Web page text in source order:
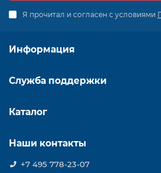
Я прочитал и согласен с условиями
Информация
Служба поддержки
Каталог
Наши контакты
+7 495 778-23-07